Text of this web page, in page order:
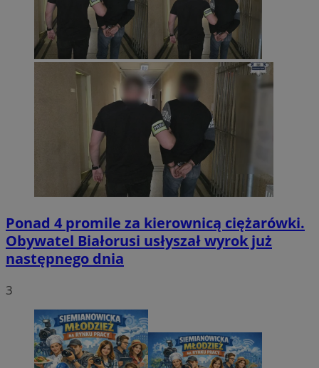
Ponad 4 promile za kierownicą ciężarówki.
Obywatel Białorusi usłyszał wyrok już
następnego dnia
3